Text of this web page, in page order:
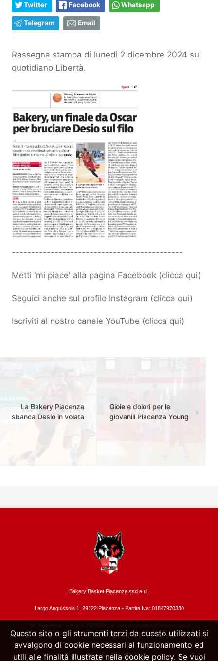
Twitter Facebook Whatsapp
Telegram Email
Rassegna stampa di lunedì 2 dicembre 2024 sul
quotidiano Libertà.
--------------------------------------------
Metti 'mi piace' alla pagina Facebook (clicca qui)
Seguici anche sul profilo Instagram (clicca qui)
Iscriviti al nostro canale YouTube (clicca qui)
La Bakery Piacenza
sbanca Desio in volata
Gioie e dolori per le
giovanili Piacenza Young
Bakery Basket Piacenza ssd a.r.l.
Largo Anguissola 1, 29122 Piacenza - Partita Iva: 01847970330
Tel. Segreteria: +39 335.7897040 - E-mail: segreteria@bakerysport.it
Questo sito o gli strumenti terzi da questo utilizzati si
avvalgono di cookie necessari al funzionamento ed
utili alle finalità illustrate nella cookie policy. Se vuoi